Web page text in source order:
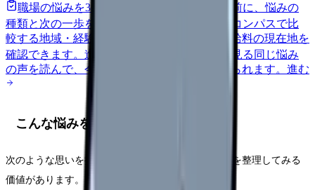
職場の悩みを30秒で診断
辞めるべきか迷う前に、悩みの
種類と次の一歩を整理します。
給料コンパスで比
較する地域・経験年数・施設形態から、今の給料の現在地を
確認できます。 進む 匿名掲示板で本音を見る 同じ悩み
の声を読んで、今の職場だけの問題か確かめられます。 進む
こんな悩みを持つ看護師さんへ
次のような思いを抱えている方は、職場選びの視点を整理してみる
価値があります。